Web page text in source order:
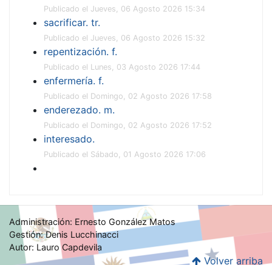
Publicado el Jueves, 06 Agosto 2026 15:34
sacrificar. tr.
Publicado el Jueves, 06 Agosto 2026 15:32
repentización. f.
Publicado el Lunes, 03 Agosto 2026 17:44
enfermería. f.
Publicado el Domingo, 02 Agosto 2026 17:58
enderezado. m.
Publicado el Domingo, 02 Agosto 2026 17:52
interesado.
Publicado el Sábado, 01 Agosto 2026 17:06
Administración: Ernesto González Matos
Gestión: Denis Lucchinacci
Autor: Lauro Capdevila
Volver arriba